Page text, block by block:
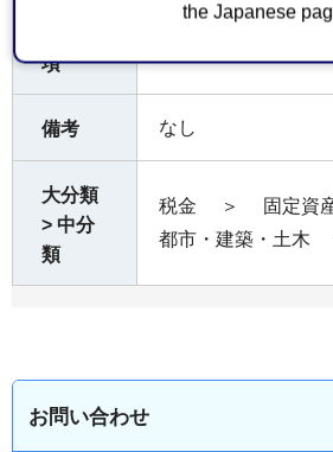
the Japanese
項
備考 なし
大分類
> 中分
類
税金 ＞
固定資
都市・建築・土木
お問い合わせ